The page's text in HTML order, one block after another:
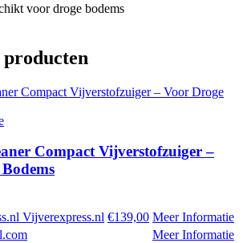
voor droge bodems
Compact Vijverstofzuiger –
Vijverexpress.nl €139,00 Meer Informatie
Meer Informatie